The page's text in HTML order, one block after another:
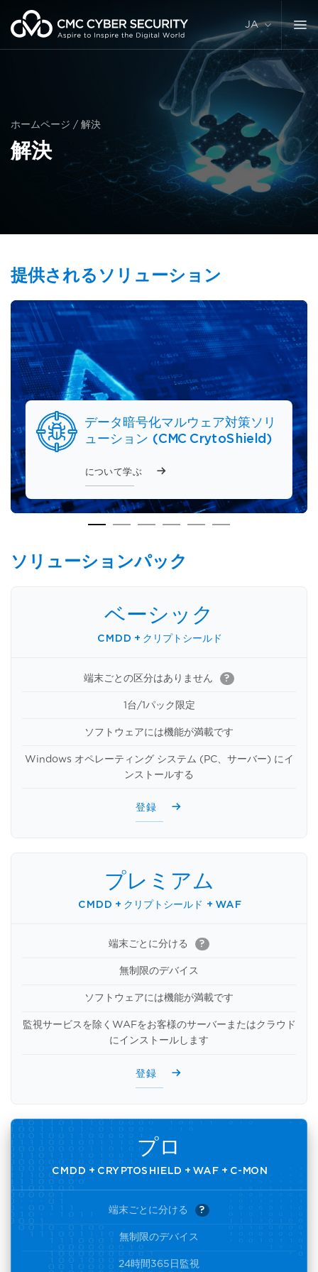
JA
ホームページ / 解決
解決
提供されるソリューション
データ暗号化マルウェア対策ソリ
ューション (CMC CrytoShield)
について学ぶ
マルウェア防止および集中管理
(CMDD) ソリューション
について学ぶ
ウェブサイト保護ファイアウォ
ル (WAF) ソリューション
について学ぶ
ソリューション ソフトウェア
キュリティの脆弱性を自動的に
価 CMC
について学ぶ
CMC 情報セキュリティ管理お
び監視システム ソフトウェア
について学ぶ
ウイルス対策ソフト
CMC は
について学ぶ
ソリューションパック
ベーシック
CMDD + クリプトシールド
端末ごとの区分はありません ?
1台/1パック限定
ソフトウェアには機能が満載です
Windows オペレーティング システム (PC、サーバー) にイ
ンストールする
登録
プロ
CMDD + CRYPTOSHIELD + WAF + C-MON
端末ごとに分ける ?
無制限のデバイス
24時間365日監視
プレミアム
CMDD + クリプトシールド + WAF
端末ごとに分ける ?
無制限のデバイス
ソフトウェアには機能が満載です
監視サービスを除くWAFをお客様のサーバーまたはクラウド
にインストールします
登録